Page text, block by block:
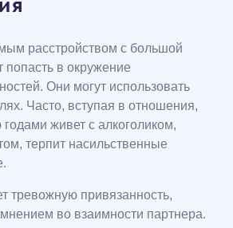
расстройством с большой
попасть в окружение
Они могут использовать
Часто, вступая в отношения,
живет с алкоголиком,
терпит насильственные
тревожную привязанность,
во взаимности партнера.